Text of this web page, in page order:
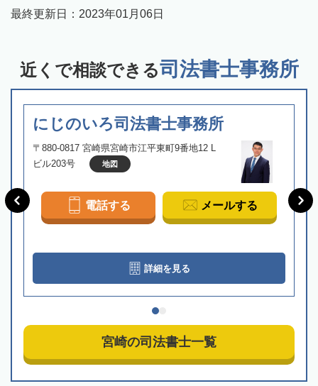
最終更新日： 2023年01月06日
近くで相談できる司法書士事務所
にじのいろ司法書士事務所
〒880-0817 宮崎県宮崎市江平東町9番地12 L
ビル203号
地図
電話する メールする
詳細を見る
宮崎の司法書士一覧